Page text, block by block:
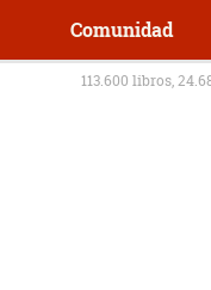
Comunidad
113.600 libros,